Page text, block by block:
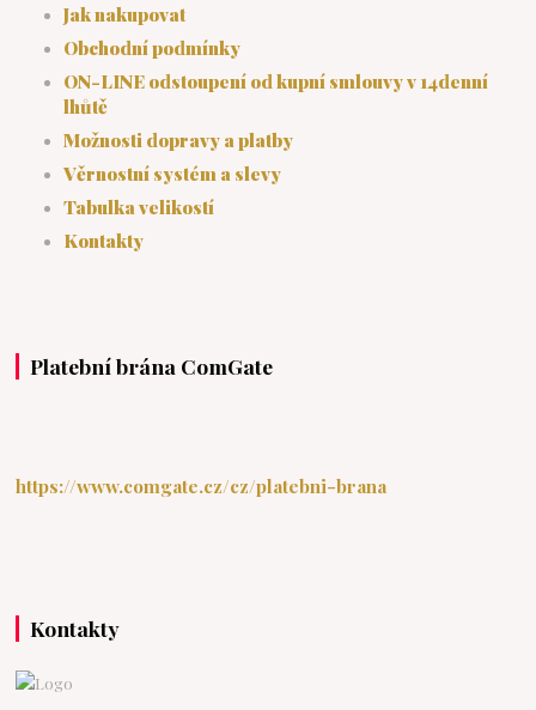
Jak nakupovat
Obchodní podmínky
ON-LINE odstoupení od kupní smlouvy v 14denní
lhůtě
Možnosti dopravy a platby
Věrnostní systém a slevy
Tabulka velikostí
Kontakty
Platební brána ComGate
https://www.comgate.cz/cz/platebni-brana
Kontakty